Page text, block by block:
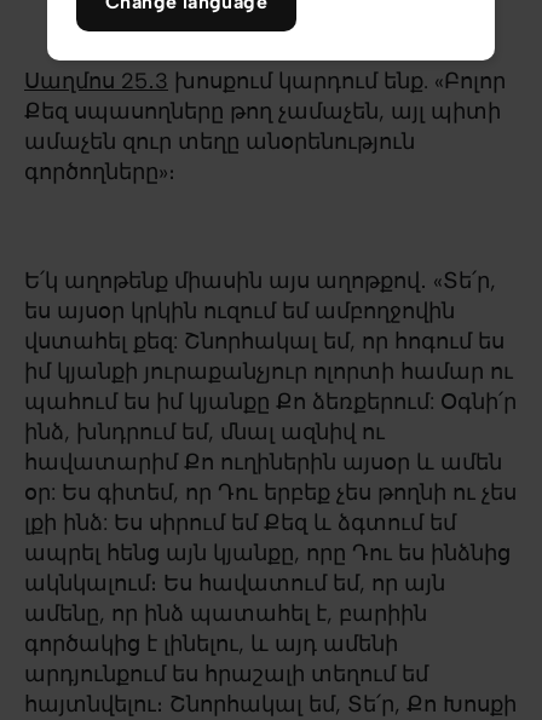
Սաղմոս 25․3 խոսքում կարդում ենք. «Բոլոր
Քեզ սպասողները թող չամաչեն, այլ պիտի
ամաչեն զուր տեղը անօրենություն
գործողները»։
Ե՛կ աղոթենք միասին այս աղոթքով․ «Տե՛ր,
ես այսօր կրկին ուզում եմ ամբողջովին
վստահել քեզ: Շնորհակալ եմ, որ հոգում ես
իմ կյանքի յուրաքանչյուր ոլորտի համար ու
պահում ես իմ կյանքը Քո ձեռքերում: Օգնի՛ր
ինձ, խնդրում եմ, մնալ ազնիվ ու
հավատարիմ Քո ուղիներին այսօր և ամեն
օր: Ես գիտեմ, որ Դու երբեք չես թողնի ու չես
լքի ինձ: Ես սիրում եմ Քեզ և ձգտում եմ
ապրել հենց այն կյանքը, որը Դու ես ինձնից
ակնկալում։ Ես հավատում եմ, որ այն
ամենը, որ ինձ պատահել է, բարիին
գործակից է լինելու, և այդ ամենի
արդյունքում ես հրաշալի տեղում եմ
հայտնվելու։ Շնորհակալ եմ, Տե՛ր, Քո Խոսքի